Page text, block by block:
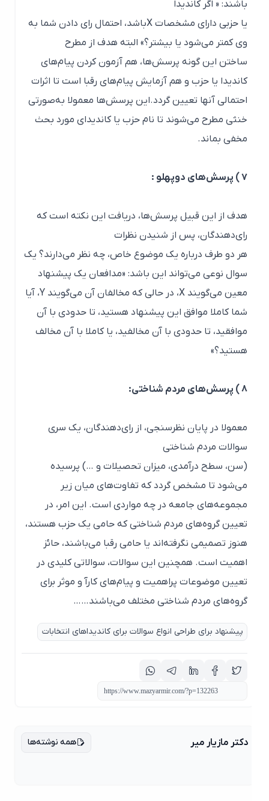
باشند: « اگر کاندیدا
یا حزبی دارای مشخصات Xباشد، احتمال رای دادن شما به
وی کمتر می‌شود یا بیشتر؟» البته هدف از مطرح
ساختن این گونه پرسش‌ها، هم آزمون کردن پیام‌های
کاندیدا یا حزب و هم آزمایش پیام‌های رقبا است تا اثرات
احتمالی آنها تعیین گردد.این پرسش‌ها معمولا به‌صورتی
خنثی مطرح می‌شوند تا نام حزب یا کاندیدای مورد بحث
مخفی بماند.
هدف از این قبیل پرسش‌ها، دریافت این نکته است که
رای‌دهندگان، پس از شنیدن نظرات
هر دو طرف درباره یک موضوع خاص، چه نظر می‌دارند؟ یک
سوال نوعی می‌تواند این باشد: «مدافعان یک پیشنهاد
معین می‌گویند X، در حالی که مخالفان آن می‌گویند Y، آیا
شما کاملا موافق این پیشنهاد هستید، تا حدودی با آن
موافقید، تا حدودی با آن مخالفید، یا کاملا با آن مخالف
هستید؟»
معمولا در پایان نظرسنجی، از رای‌دهندگان، یک سری
سوالات مردم شناختی
(سن، سطح درآمدی، میزان تحصیلات و …) پرسیده
می‌شود تا مشخص گردد که تفاوت‌های میان زیر
مجموعه‌های جامعه در چه مواردی است. این امر، در
تعیین گروه‌های مردم شناختی که حامی یک حزب هستند،
هنوز تصمیمی نگرفته‌اند یا حامی رقبا می‌باشند، حائز
اهمیت است. همچنین این سوالات، سوالاتی کلیدی در
تعیین موضوعات پراهمیت و پیام‌های کارآ و موثر برای
گروه‌های مردم شناختی مختلف می‌باشند……
پیشنهاد برای طراحی انواع سوالات برای کاندیداهای انتخابات
دکتر مازیار میر همه نوشته‌ها